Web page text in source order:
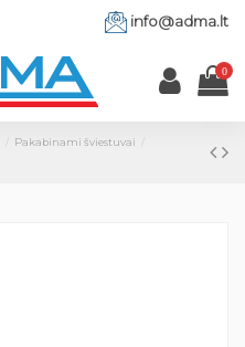
info@adma.lt
0
Pakabinami šviestuvai